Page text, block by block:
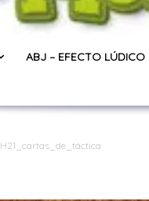
ABJ – EFECTO LÚDICO
H21_cartas_de_táctica